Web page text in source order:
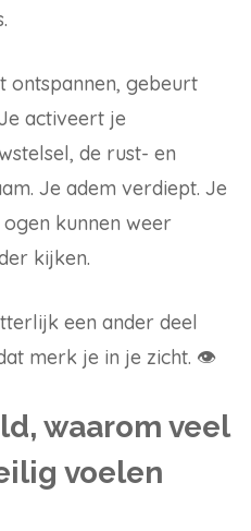
ontspannen, gebeurt
activeert je
de rust- en
Je adem verdiept. Je
ogen kunnen weer
kijken.
een ander deel
merk je in je zicht. 👁️
waarom veel
voelen